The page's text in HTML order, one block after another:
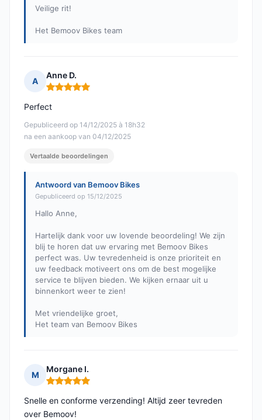
Veilige rit!
Het Bemoov Bikes team
A
Anne D.
Opmerking: 5 van 5
Gepubliceerd op 14/12/2025 à 18h32
na een aankoop van 04/12/2025
Perfect
Vertaalde beoordelingen
Antwoord van Bemoov Bikes
Gepubliceerd op 15/12/2025
Hallo Anne,
Hartelijk dank voor uw lovende beoordeling! We zijn
blij te horen dat uw ervaring met Bemoov Bikes
perfect was. Uw tevredenheid is onze prioriteit en
uw feedback motiveert ons om de best mogelijke
service te blijven bieden. We kijken ernaar uit u
binnenkort weer te zien!
Met vriendelijke groet,
Het team van Bemoov Bikes
M
Morgane I.
Opmerking: 5 van 5
Snelle en conforme verzending! Altijd zeer tevreden
over Bemoov!